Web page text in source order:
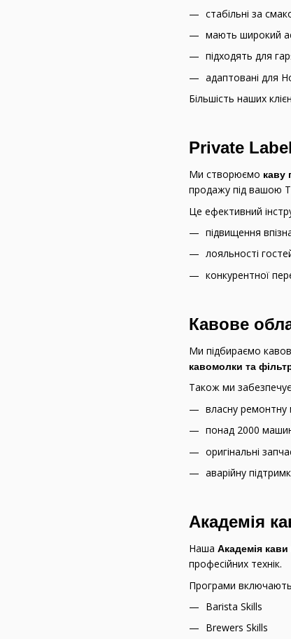
стабільні за
мають широкий
підходять для
адаптовані для
Більшість наших
Private
Ми створюємо каву
продажу під вашою
Це ефективний
підвищення
лояльності
конкурентної
Кавове
Ми підбираємо
кавомолки та
Також ми
власну
понад 2000
оригінальні
аварійну
Академія
Наша Академія кави
професійних технік.
Програми
Barista Skills
Brewers Skills